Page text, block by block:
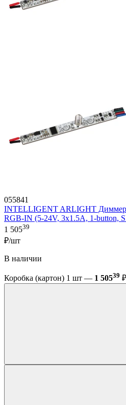
055841
INTELLIGENT ARLIGHT Диммер
RGB-IN (5-24V, 3x1.5A, 1-button,
1 50539
₽/шт
В наличии
Коробка (картон) 1 шт — 1 50539 ₽